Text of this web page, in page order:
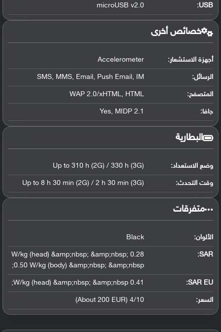
USB
:
microUSB v2.0
خصائص أخرى
أجهزة الاستشعار: Accelerometer
الرسائل: SMS, MMS, Email, Push Email, IM
المتصفح: WAP 2.0/xHTML, HTML
جافا: Yes, MIDP 2.1
البطارية
وضع الاستعداد: Up to 310 h (2G) / 330 h (3G)
وقت التحدث: Up to 8 h 30 min (2G) / 2 h 30 min (3G)
‏متفرقات‏
الألوان: Black
SAR
:
0.28 W/kg (head) &amp;nbsp; &amp;nbsp;
0.50 W/kg (body) &amp;nbsp; &amp;nbsp;
SAR EU:
0.41 W/kg (head) &amp;nbsp; &amp;nbsp;
السعر: 4/10 (About 200 EUR)